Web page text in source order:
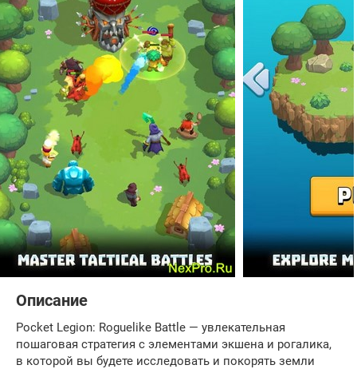
Описание
Pocket Legion: Roguelike Battle — увлекательная
пошаговая стратегия с элементами экшена и рогалика,
в которой вы будете исследовать и покорять земли